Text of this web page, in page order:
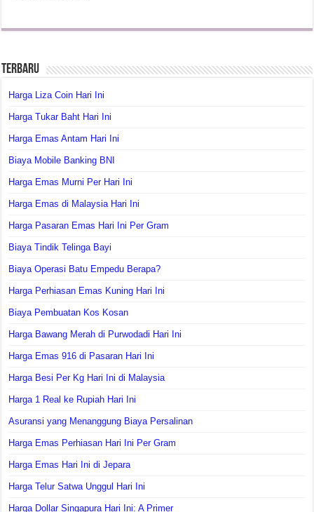
Terbaru
Harga Liza Coin Hari Ini
Harga Tukar Baht Hari Ini
Harga Emas Antam Hari Ini
Biaya Mobile Banking BNI
Harga Emas Murni Per Hari Ini
Harga Emas di Malaysia Hari Ini
Harga Pasaran Emas Hari Ini Per Gram
Biaya Tindik Telinga Bayi
Biaya Operasi Batu Empedu Berapa?
Harga Perhiasan Emas Kuning Hari Ini
Biaya Pembuatan Kos Kosan
Harga Bawang Merah di Purwodadi Hari Ini
Harga Emas 916 di Pasaran Hari Ini
Harga Besi Per Kg Hari Ini di Malaysia
Harga 1 Real ke Rupiah Hari Ini
Asuransi yang Menanggung Biaya Persalinan
Harga Emas Perhiasan Hari Ini Per Gram
Harga Emas Hari Ini di Jepara
Harga Telur Satwa Unggul Hari Ini
Harga Dollar Singapura Hari Ini: A Primer